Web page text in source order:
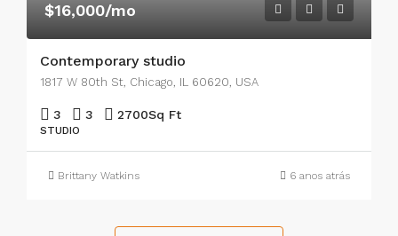
$16,000/mo
Contemporary studio
1817 W 80th St, Chicago, IL 60620, USA
3 3 2700Sq Ft
STUDIO
Brittany Watkins 6 anos atrás